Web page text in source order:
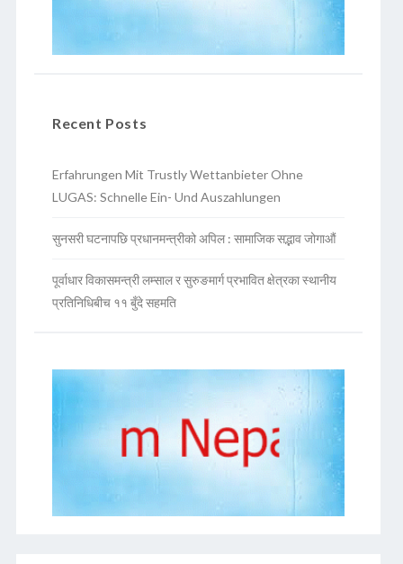
Recent Posts
Erfahrungen Mit Trustly Wettanbieter Ohne
LUGAS: Schnelle Ein- Und Auszahlungen
सुनसरी घटनापछि प्रधानमन्त्रीको अपिल : सामाजिक सद्भाव जोगाऔं
पूर्वाधार विकासमन्त्री लम्साल र सुरुङमार्ग प्रभावित क्षेत्रका स्थानीय
प्रतिनिधिबीच ११ बुँदे सहमति